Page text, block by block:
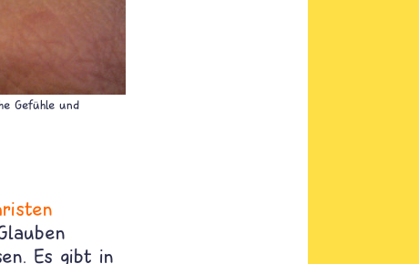
Gefühle und
Es gibt in